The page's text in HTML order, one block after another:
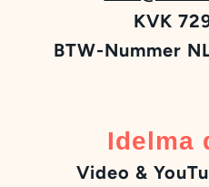
KVK
BTW-Nummer
Idelma
Video &